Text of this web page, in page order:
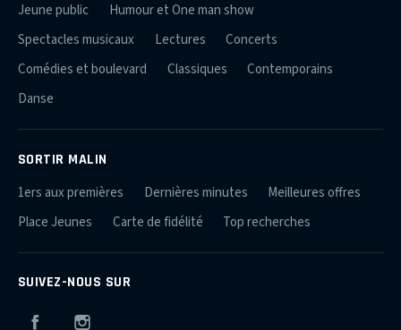
Jeune public
Humour et One man show
Spectacles musicaux
Lectures
Concerts
Comédies et boulevard
Classiques
Contemporains
Danse
SORTIR MALIN
1ers aux premières Dernières minutes
Meilleures offres
Place Jeunes
Carte de fidélité Top recherches
SUIVEZ-NOUS SUR
Facebook